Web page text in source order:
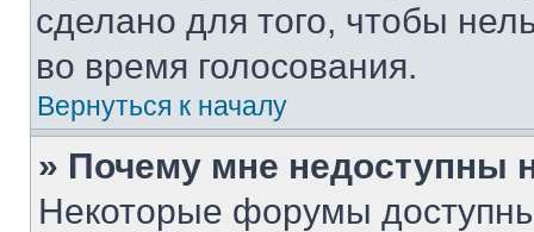
сделано для того, чтобы
во время голосования.
Вернуться к началу
» Почему мне недоступны
Некоторые форумы